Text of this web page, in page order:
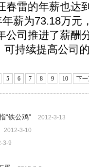
春雷的年薪也达
薪为73.18万元
公司推进了薪酬
持续提高公司
5 6 7 8 9 10 下
“铁公鸡”
2012-3-13
2012-3-10
3-9